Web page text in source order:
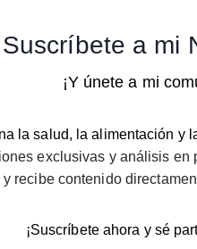
Suscríbete a mi
¡Y únete a mi
la salud, la alimentación y
exclusivas y análisis en
y recibe contenido
¡Suscríbete ahora y sé